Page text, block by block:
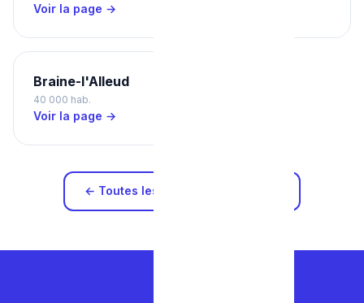
Voir la page →
Braine-l'Alleud
40 000 hab.
Voir la page →
← Toutes les zones d'intervention